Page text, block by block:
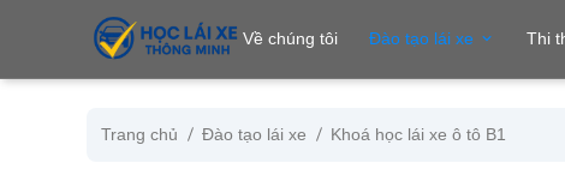
Về chúng tôi Đào tạo lái xe Thi
Trang chủ Đào tạo lái xe Khoá học lái xe ô tô B1